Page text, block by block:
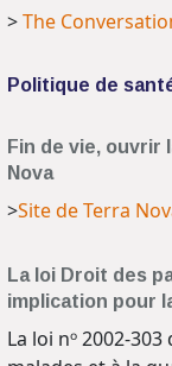
>The
Politique de
Fin de vie, ouvrir
Nova
>Site de Terra
La loi Droit des
implication pour
La loi nᵒ 2002-